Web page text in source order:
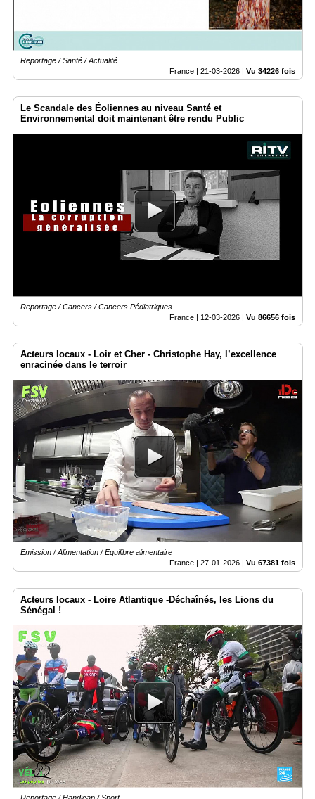
Reportage / Santé / Actualité
France | 21-03-2026 Vu 34226 fois
Le Scandale des Éoliennes au niveau Santé et
Environnemental doit maintenant être rendu Public
Reportage / Cancers / Cancers Pédiatriques
France | 12-03-2026 | Vu 86656 fois
Acteurs locaux - Loir et Cher - Christophe Hay, l’excellence
enracinée dans le terroir
Emission / Alimentation / Equilibre alimentaire
France | 27-01-2026 | Vu 67381 fois
Acteurs locaux - Loire Atlantique -Déchaînés, les Lions du
Sénégal !